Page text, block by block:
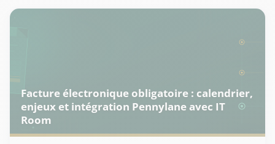
Facture électronique obligatoire : calendrier,
enjeux et intégration Pennylane avec IT
Room